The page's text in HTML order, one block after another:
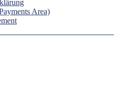
Area)